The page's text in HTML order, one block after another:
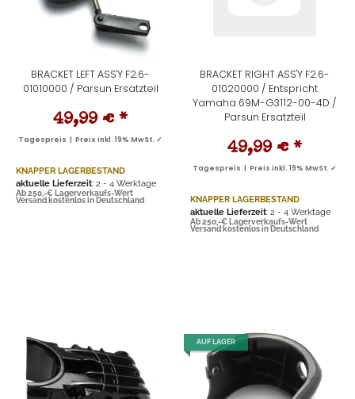
BRACKET LEFT ASS'Y F2.6-
01010000 / Parsun Ersatzteil
49,99 € *
Tagespreis | Preis inkl. 19% MwSt. ✓
KNAPPER LAGERBESTAND
aktuelle Lieferzeit: 2 - 4 Werktage
Ab 250,-€ Lagerverkaufs-Wert
Versand kostenlos in Deutschland
BRACKET RIGHT ASS'Y F2.6-
01020000 / Entspricht
Yamaha 69M-G3112-00-4D /
Parsun Ersatzteil
49,99 € *
Tagespreis | Preis inkl. 19% MwSt. ✓
KNAPPER LAGERBESTAND
aktuelle Lieferzeit: 2 - 4 Werktage
Ab 250,-€ Lagerverkaufs-Wert
Versand kostenlos in Deutschland
AUF LAGER